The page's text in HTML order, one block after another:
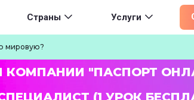
Страны Услуги
мировую?
КОМПАНИИ "ПАСПОРТ
(1 УРОК